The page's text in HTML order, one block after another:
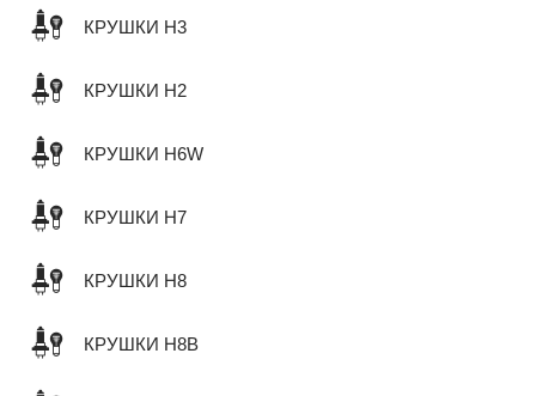
КРУШКИ H3
КРУШКИ H2
КРУШКИ H6W
КРУШКИ H7
КРУШКИ H8
КРУШКИ H8B